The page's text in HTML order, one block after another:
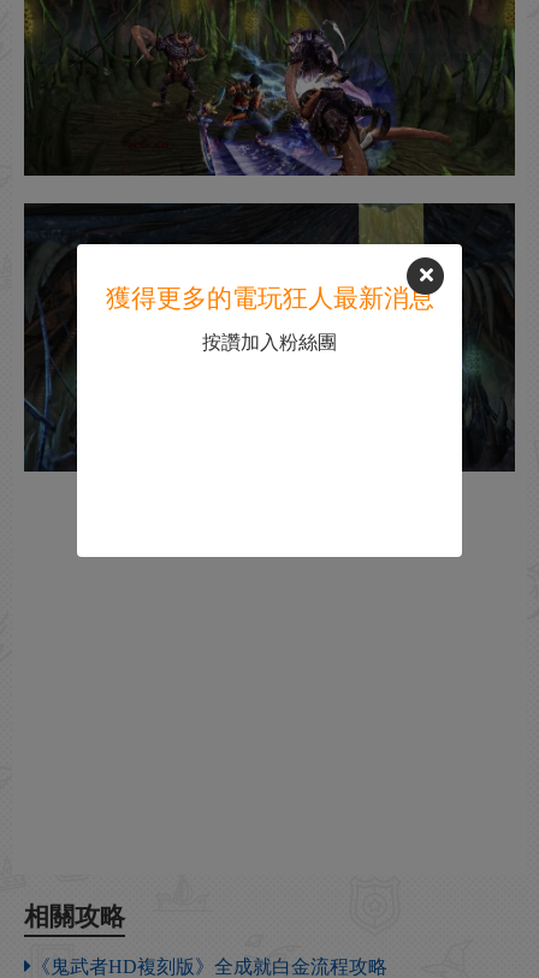
相關攻略
《鬼武者HD複刻版》全成就白金流程攻略
獲得更多的電玩狂人最新消息
按讚加入粉絲團